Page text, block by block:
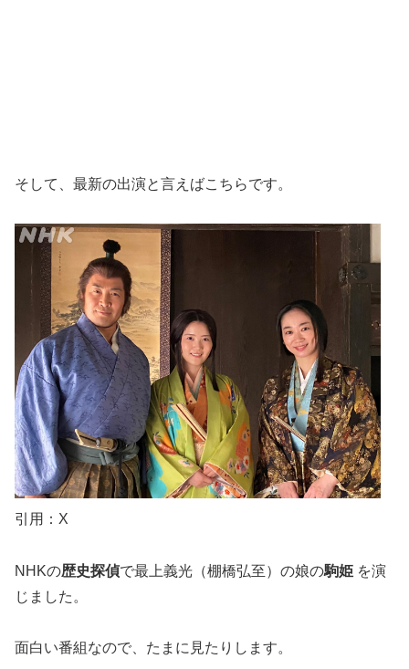
そして、最新の出演と言えばこちらです。
引用：X
NHKの歴史探偵で最上義光（棚橋弘至）の娘の駒姫 を演
じました。
面白い番組なので、たまに見たりします。